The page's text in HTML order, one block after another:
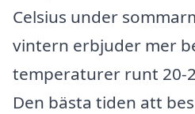
Celsius under
vintern erbjuder mer
temperaturer runt 20-
Den bästa tiden att